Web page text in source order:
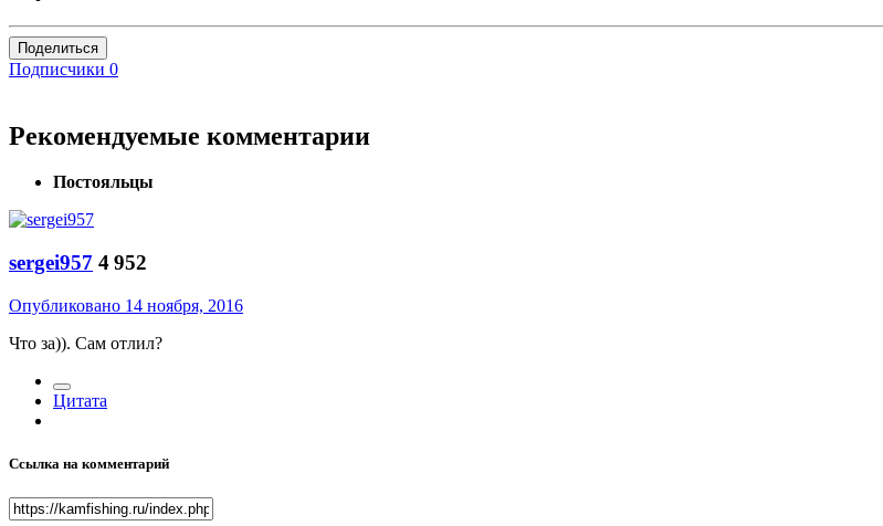
Поделиться
Подписчики 0
Рекомендуемые комментарии
Постояльцы
sergei957 4 952
Опубликовано 14 ноября, 2016
Что за)). Сам отлил?
Цитата
Ссылка на комментарий